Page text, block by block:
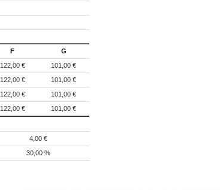
F
G
122,00 €
101,00 €
122,00 €
101,00 €
122,00 €
101,00 €
122,00 € 101,00 €
4,00 €
30,00 %